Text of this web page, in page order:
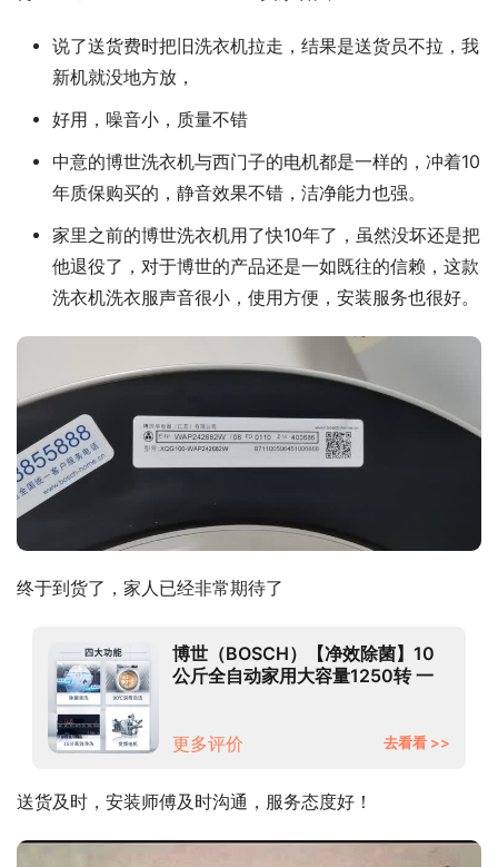
说了送货费时把旧洗衣机拉走，结果是送货员不拉，我
新机就没地方放，
好用，噪音小，质量不错
中意的博世洗衣机与西门子的电机都是一样的，冲着10
年质保购买的，静音效果不错，洁净能力也强。
家里之前的博世洗衣机用了快10年了，虽然没坏还是把
他退役了，对于博世的产品还是一如既往的信赖，这款
洗衣机洗衣服声音很小，使用方便，安装服务也很好。
终于到货了，家人已经非常期待了
博世（BOSCH）【净效除菌】10
公斤全自动家用大容量1250转 一
更多评价
去看看 >>
送货及时，安装师傅及时沟通，服务态度好！